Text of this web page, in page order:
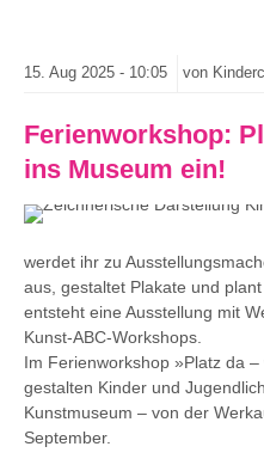
15. Aug 2025 - 10:05 von
Ferienworkshop:
ins Museum ein!
werdet ihr zu
aus, gestaltet Plakate und
entsteht eine Ausstellung mit
Kunst-ABC-Workshops.
Im Ferienworkshop »Platz da
gestalten Kinder und
Kunstmuseum – von der
September.